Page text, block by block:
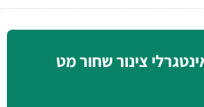
צינור שחור מט